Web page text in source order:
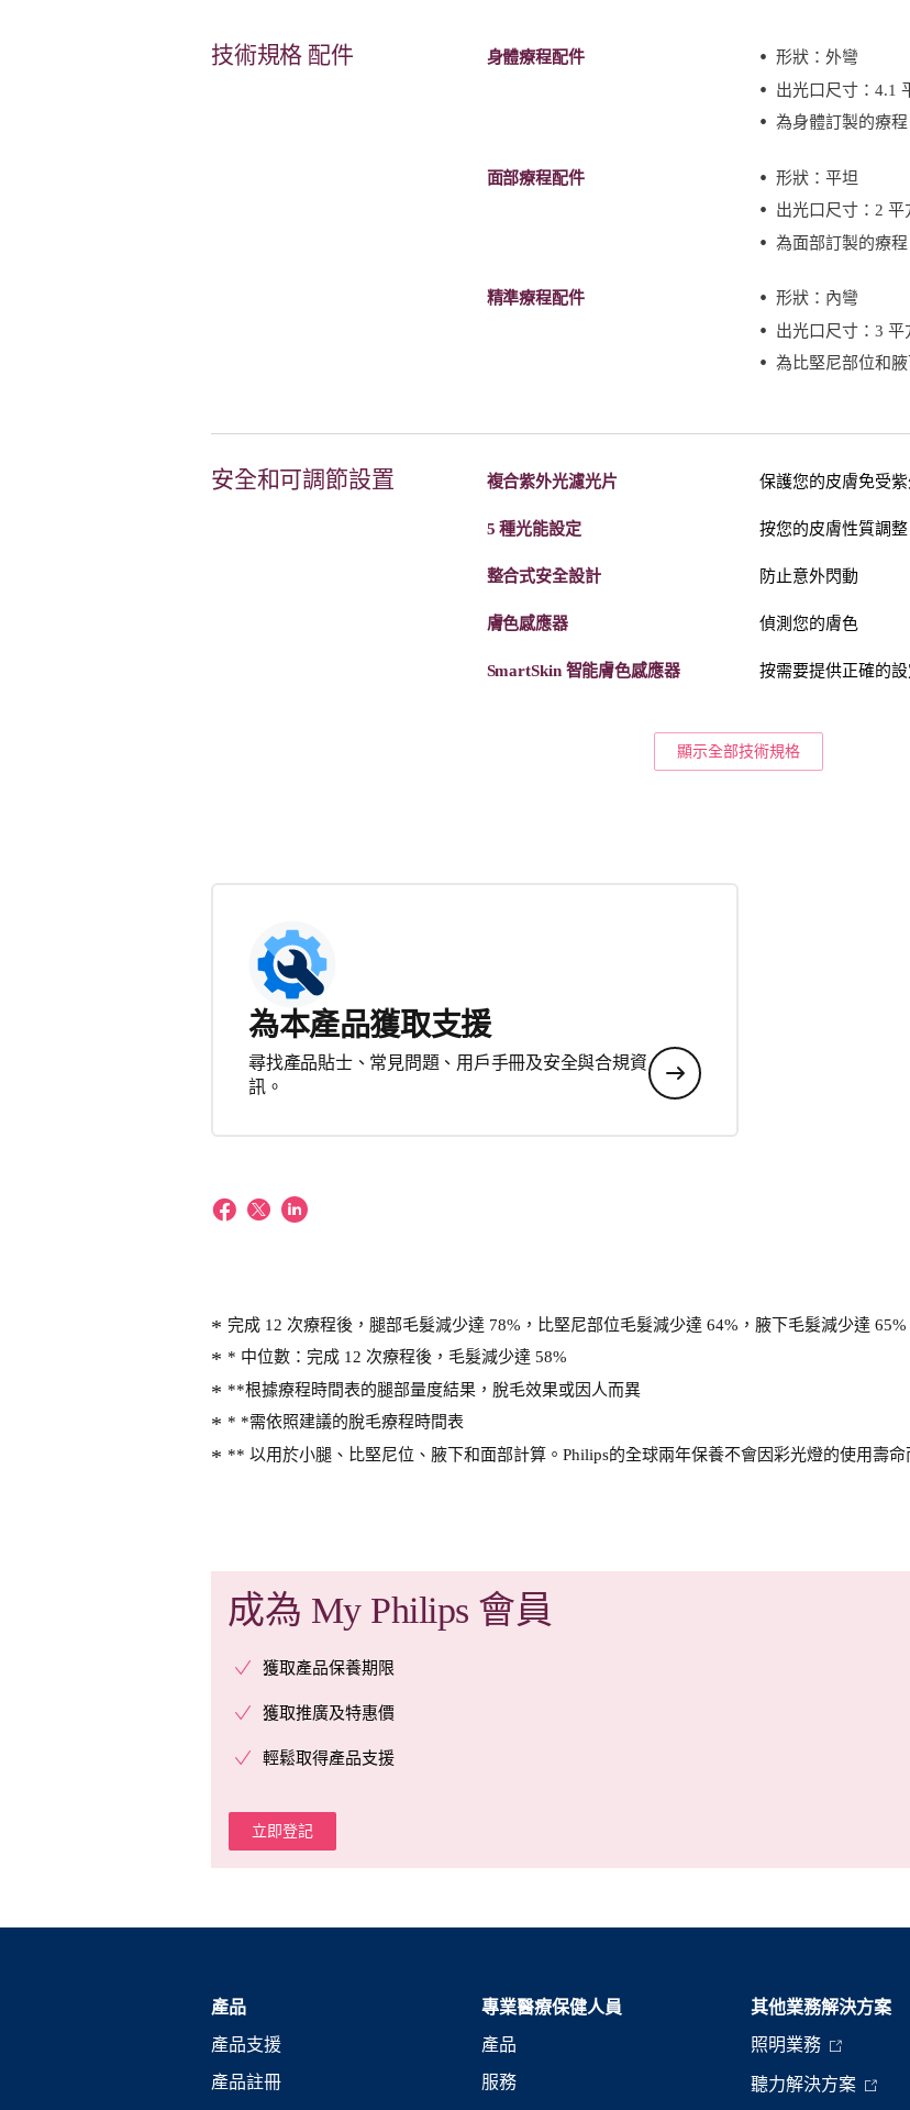
技術規格 配件 身體療程配件
形狀：外彎
出光口尺寸：4.1
為身體訂製的療
面部療程配件
形狀：平坦
出光口尺寸：2
為面部訂製的療
精準療程配件
形狀：內彎
出光口尺寸：3 平
為比堅尼部位和
安全和可調節設置 複合紫外光濾光片 保護您的皮膚免受
5 種光能設定 按您的皮膚性質調整
整合式安全設計 防止意外閃動
膚色感應器 偵測您的膚色
SmartSkin 智能膚色感應器 按需要提供正確的
顯示全部技術規格
為本產品獲取支援
尋找產品貼士、常見問題、用戶手冊及安全與合規資
訊。
完成 12 次療程後，腿部毛髮減少達 78%，比堅尼部位毛髮減少達 64%，腋下毛髮減少達 65%
* 中位數：完成 12 次療程後，毛髮減少達 58%
**根據療程時間表的腿部量度結果，脫毛效果或因人而異
* *需依照建議的脫毛療程時間表
** 以用於小腿、比堅尼位、腋下和面部計算。Philips的全球兩年保養不會因彩光燈的使用壽命
成為 My Philips 會員
獲取產品保養期限
獲取推廣及特惠價
輕鬆取得產品支援
立即登記
產品
產品支援
產品註冊
專業醫療保健人員
產品
服務
其他業務解決方案​
照明業務
聽力解決方案